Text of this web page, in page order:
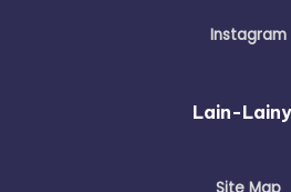
Instagram
Lain-